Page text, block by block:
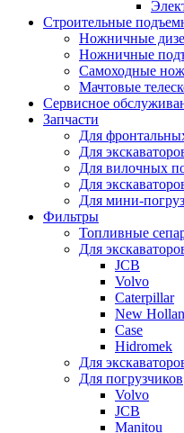
Строительные
Ножничные
Ножничные
Самоходные
Мачтовые
Сервисное
Запчасти
Для
Для
Для вилочных
Для
Для мини-
Фильтры
Топливные
Для
JCB
Volvo
Caterpillar
New
Case
Hidromek
Для
Для погрузчиков
Volvo
JCB
Manitou